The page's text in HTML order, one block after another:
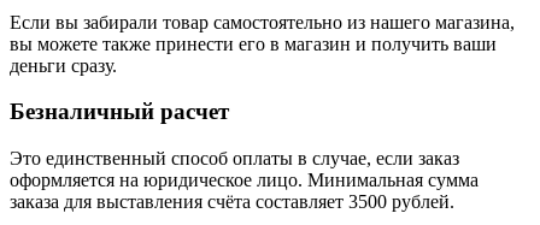
Если вы забирали товар самостоятельно из нашего магазина,
вы можете также принести его в магазин и получить ваши
деньги сразу.
Безналичный расчет
Это единственный способ оплаты в случае, если заказ
оформляется на юридическое лицо. Минимальная сумма
заказа для выставления счёта составляет 3500 рублей.